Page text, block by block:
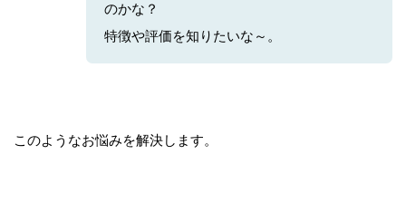
のかな？
特徴や評価を知りたいな～。
このようなお悩みを解決します。